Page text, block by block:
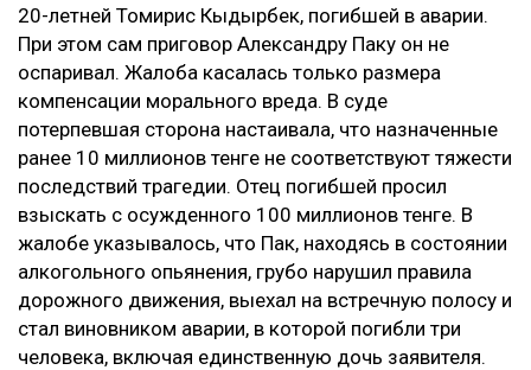
20-летней Томирис Кыдырбек, погибшей в аварии.
При этом сам приговор Александру Паку он не
оспаривал. Жалоба касалась только размера
компенсации морального вреда. В суде
потерпевшая сторона настаивала, что назначенные
ранее 10 миллионов тенге не соответствуют тяжести
последствий трагедии. Отец погибшей просил
взыскать с осужденного 100 миллионов тенге. В
жалобе указывалось, что Пак, находясь в состоянии
алкогольного опьянения, грубо нарушил правила
дорожного движения, выехал на встречную полосу и
стал виновником аварии, в которой погибли три
человека, включая единственную дочь заявителя.